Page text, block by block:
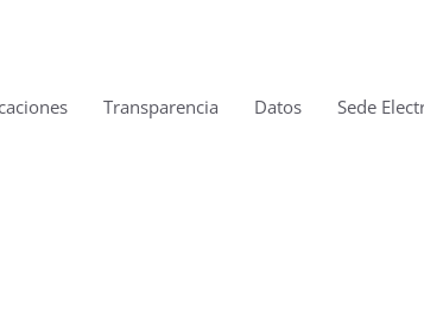
Transparencia Datos Sede